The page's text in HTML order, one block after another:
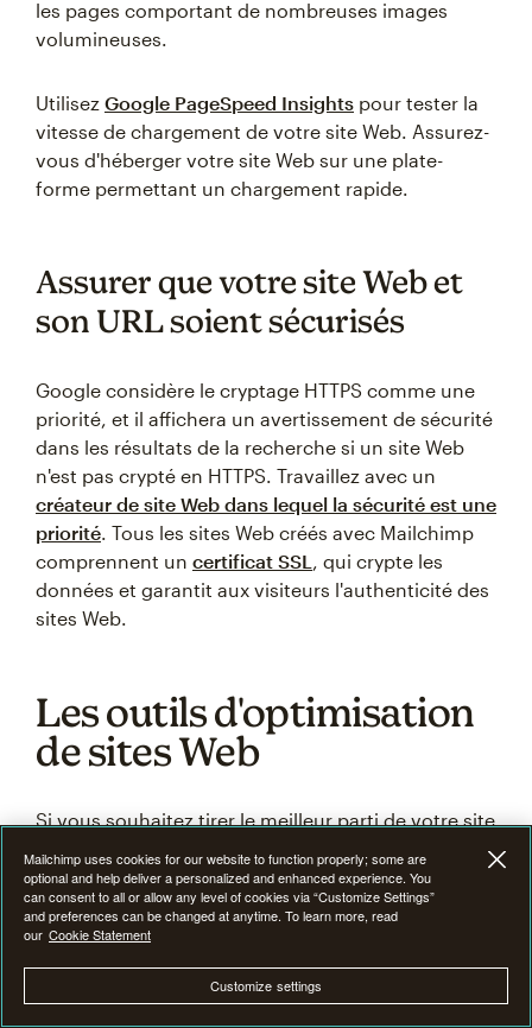
les pages comportant de nombreuses images
volumineuses.
Utilisez Google PageSpeed Insights pour tester la
vitesse de chargement de votre site Web. Assurez-
vous d'héberger votre site Web sur une plate-
forme permettant un chargement rapide.
Assurer que votre site Web et
son URL soient sécurisés
Google considère le cryptage HTTPS comme une
priorité, et il affichera un avertissement de sécurité
dans les résultats de la recherche si un site Web
n'est pas crypté en HTTPS. Travaillez avec un
créateur de site Web dans lequel la sécurité est une
priorité. Tous les sites Web créés avec Mailchimp
comprennent un certificat SSL , qui crypte les
données et garantit aux visiteurs l'authenticité des
sites Web.
Les outils d'optimisation
de sites Web
Si vous souhaitez tirer le meilleur parti de votre site
de sites Web qui peuvent vous aider. De
nombreuses options sont disponibles et vous
devez trouver les bons outils pour répondre à vos
besoins. Voici quelques-unes des principales
options à prendre en compte :
Mailchimp uses cookies for our website to function properly; some are
optional and help deliver a personalized and enhanced experience. You
can consent to all or allow any level of cookies via “Customize Settings”
and preferences can be changed at anytime. To learn more, read
our Cookie Statement
Customize settings